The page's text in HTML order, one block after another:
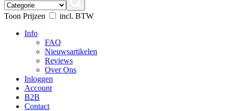
Toon Prijzen
incl. BTW
Info
FAQ
Nieuwsartikelen
Reviews
Over Ons
Inloggen
Account
B2B
Contact